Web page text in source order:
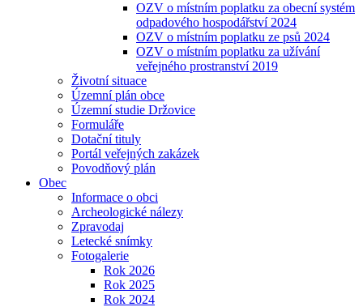
OZV o místním poplatku za obecní systém
odpadového hospodářství 2024
OZV o místním poplatku ze psů 2024
OZV o místním poplatku za užívání
veřejného prostranství 2019
Životní situace
Územní plán obce
Územní studie Držovice
Formuláře
Dotační tituly
Portál veřejných zakázek
Povodňový plán
Obec
Informace o obci
Archeologické nálezy
Zpravodaj
Letecké snímky
Fotogalerie
Rok 2026
Rok 2025
Rok 2024